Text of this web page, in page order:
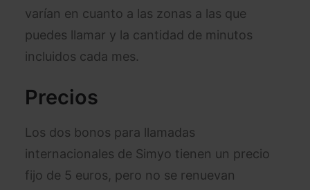
varían en cuanto a las zonas a las que
puedes llamar y la cantidad de minutos
incluidos cada mes.
Precios
Los dos bonos para llamadas
internacionales de Simyo tienen un precio
fijo de 5 euros, pero no se renuevan